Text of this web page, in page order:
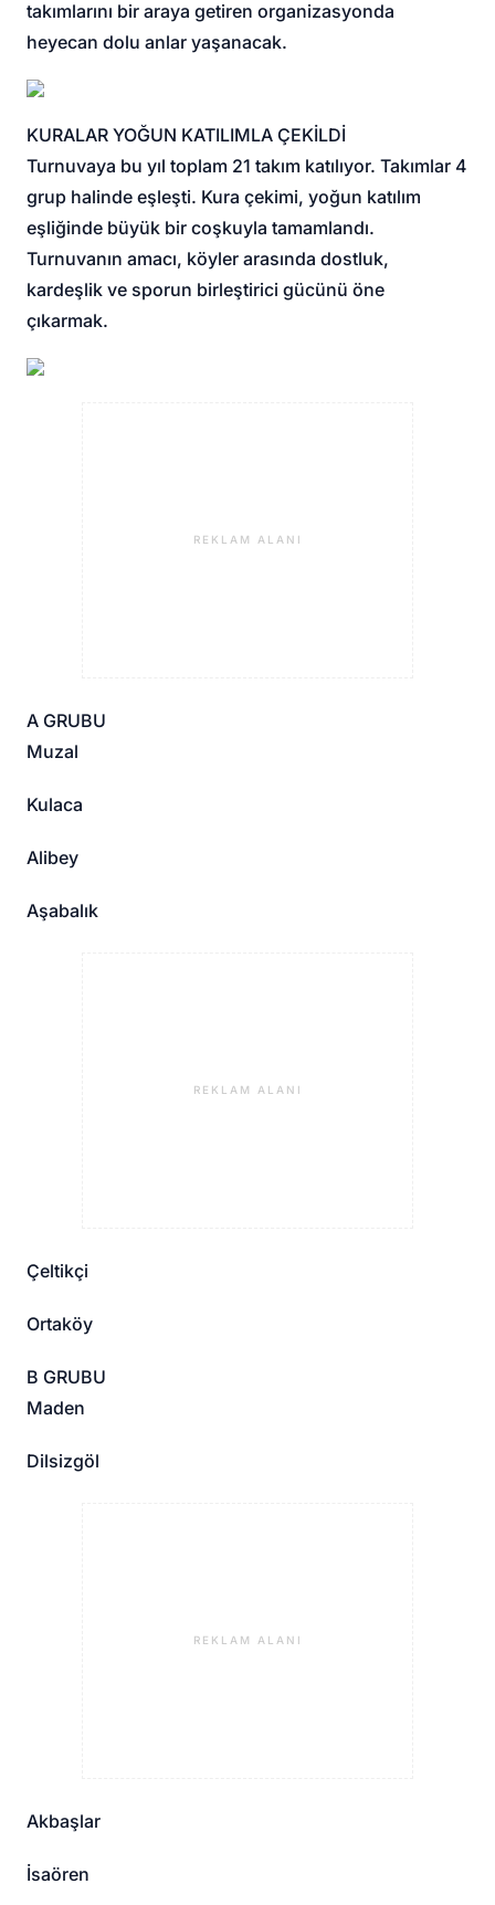
takımlarını bir araya getiren organizasyonda
heyecan dolu anlar yaşanacak.
KURALAR YOĞUN KATILIMLA ÇEKİLDİ
Turnuvaya bu yıl toplam 21 takım katılıyor. Takımlar 4
grup halinde eşleşti. Kura çekimi, yoğun katılım
eşliğinde büyük bir coşkuyla tamamlandı.
Turnuvanın amacı, köyler arasında dostluk,
kardeşlik ve sporun birleştirici gücünü öne
çıkarmak.
REKLAM ALANI
A GRUBU
Muzal
Kulaca
Alibey
Aşabalık
REKLAM ALANI
Çeltikçi
Ortaköy
B GRUBU
Maden
Dilsizgöl
REKLAM ALANI
Akbaşlar
İsaören